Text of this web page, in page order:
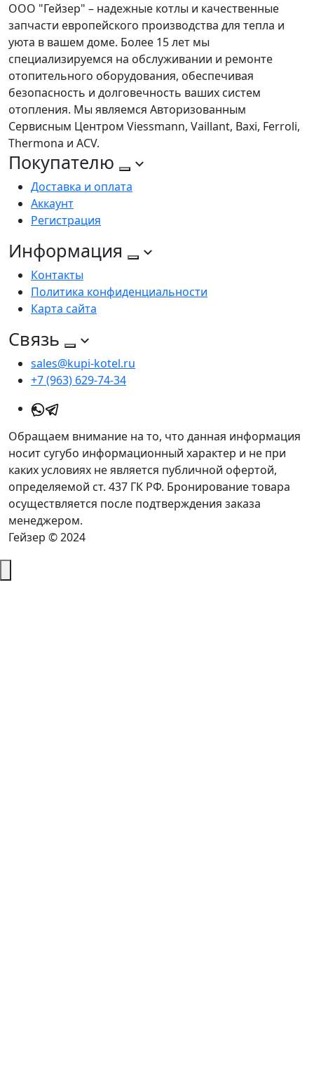
ООО "Гейзер" – надежные котлы и качественные
запчасти европейского производства для тепла и
уюта в вашем доме. Более 15 лет мы
специализируемся на обслуживании и ремонте
отопительного оборудования, обеспечивая
безопасность и долговечность ваших систем
отопления. Мы являемся Авторизованным
Сервисным Центром Viessmann, Vaillant, Baxi, Ferroli,
Thermona и ACV.
Покупателю
Доставка и оплата
Аккаунт
Регистрация
Информация
Контакты
Политика конфиденциальности
Карта сайта
Связь
sales@kupi-kotel.ru
+7 (963) 629-74-34
Обращаем внимание на то, что данная информация
носит сугубо информационный характер и не при
каких условиях не является публичной офертой,
определяемой ст. 437 ГК РФ. Бронирование товара
осуществляется после подтверждения заказа
менеджером.
Гейзер © 2024